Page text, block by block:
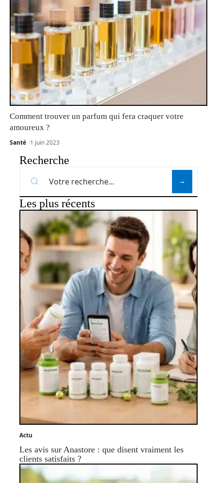
Comment trouver un parfum qui fera craquer votre
amoureux ?
Santé 1 juin 2023
Recherche
Les plus récents
Actu
Les avis sur Anastore : que disent vraiment les
clients satisfaits ?